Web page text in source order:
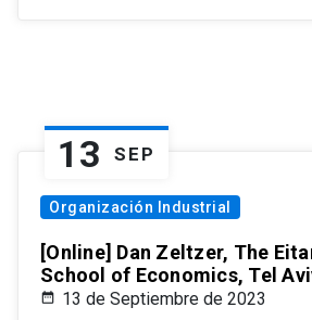
13 SEP
Organización Industrial
[Online] Dan Zeltzer, The
School of Economics, Tel
13 de Septiembre de 2023